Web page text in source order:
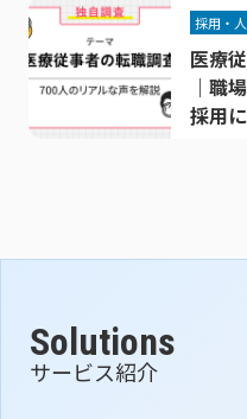
医療
｜職
採用
採用・
Solutions
サービス紹介